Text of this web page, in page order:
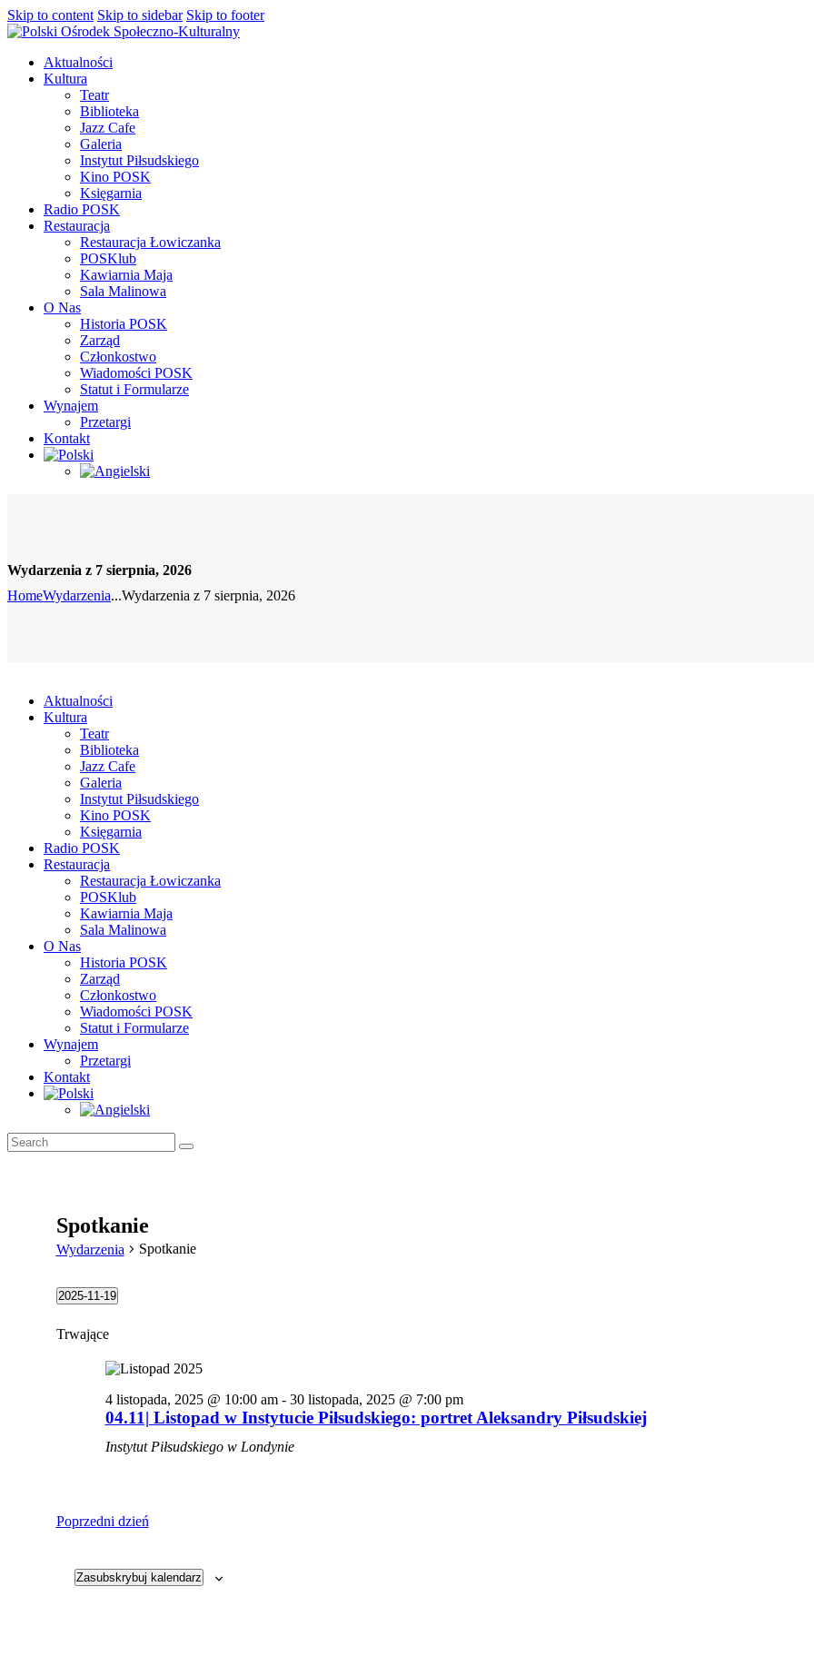
Skip to content Skip to sidebar Skip to footer
Aktualności
Kultura
Teatr
Biblioteka
Jazz Cafe
Galeria
Instytut Piłsudskiego
Kino POSK
Księgarnia
Radio POSK
Restauracja
Restauracja Łowiczanka
POSKlub
Kawiarnia Maja
Sala Malinowa
O Nas
Historia POSK
Zarząd
Członkostwo
Wiadomości POSK
Statut i Formularze
Wynajem
Przetargi
Kontakt
Wydarzenia z 7 sierpnia, 2026
HomeWydarzenia...Wydarzenia z 7 sierpnia, 2026
Aktualności
Kultura
Teatr
Biblioteka
Jazz Cafe
Galeria
Instytut Piłsudskiego
Kino POSK
Księgarnia
Radio POSK
Restauracja
Restauracja Łowiczanka
POSKlub
Kawiarnia Maja
Sala Malinowa
O Nas
Historia POSK
Zarząd
Członkostwo
Wiadomości POSK
Statut i Formularze
Wynajem
Przetargi
Kontakt
Spotkanie
Wydarzenia Spotkanie
Wydarzenia
19
listopada,
2025-11-19
datę.
Trwające
04.11| Listopad w Instytucie Piłsudskiego: portret Aleksandry Piłsudskiej
4 listopada, 2025 @ 10:00 am- 30 listopada, 2025 @ 7:00 pm
Instytut Piłsudskiego w Londynie
Poprzedni dzień
Zasubskrybuj kalendarz